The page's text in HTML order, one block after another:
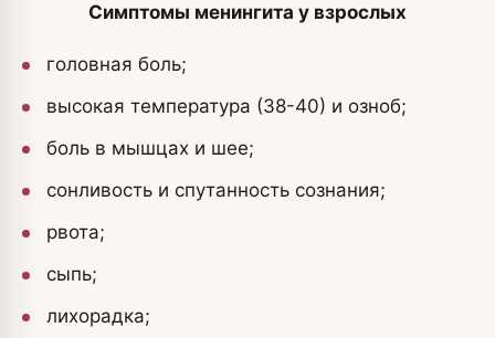
Симптомы менингита у взрослых
головная боль;
высокая температура (38-40) и озноб;
боль в мышцах и шее;
сонливость и спутанность сознания;
рвота;
сыпь;
лихорадка;